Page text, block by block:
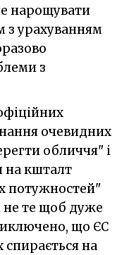
нарощувати
з урахуванням
з
очевидних
обличчя" і
на кшталт
потужностей"
не те щоб дуже
що ЄС
спирається на